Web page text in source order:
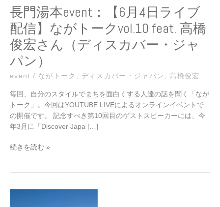
長門湯本event：【6月4日ライブ
配信】ながトークvol.10 feat. 高橋
俊宏さん（ディスカバー・ジャ
パン）
event / ながトーク , ディスカバー・ジャパン , 高橋俊宏
毎回、自分のスタイルでまちを面白くする人達の話を聞く「なが
トーク」。今回はYOUTUBE LIVEによるオンラインイベントで
の開催です。 記念すべき第10回目のゲストスピーカーには、今
年3月に「Discover Japa […]
ブ
配
信】
な
が
ト
ク
vol.10
feat.
高
橋
宏
ィ
続きを読む »